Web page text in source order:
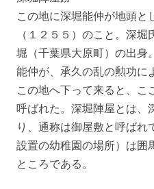
この地に深堀能仲が地頭
（１２５５）のこと。深
堀（千葉県大原町）の出身。
能仲が、承久の乱の勲功に
この地へ下って来ると、こ
呼ばれた。深堀陣屋とは、
り、通称は御屋敷と呼ば
設置の幼稚園の場所）は囲
ところである。